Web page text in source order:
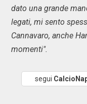
dato una grande
legati, mi sento
Cannavaro, anche
momenti".
segui